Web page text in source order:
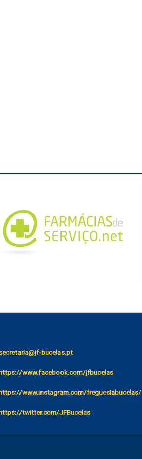
bucelas.pt
https://www.facebook.com/jfbucelas
https://www.instagram.com/freguesiabucelas/
https://twitter.com/JFBucelas